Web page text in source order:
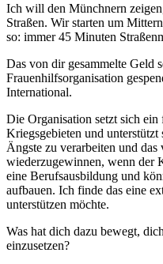
Ich will den Münchnern
Straßen. Wir starten um
so: immer 45 Minuten
Das von dir gesammelte Geld
Frauenhilfsorganisation
International.
Die Organisation setzt sich
Kriegsgebieten und
Ängste zu verarbeiten und das
wiederzugewinnen, wenn der
eine Berufsausbildung und
aufbauen. Ich finde das eine
unterstützen möchte.
Was hat dich dazu bewegt,
einzusetzen?